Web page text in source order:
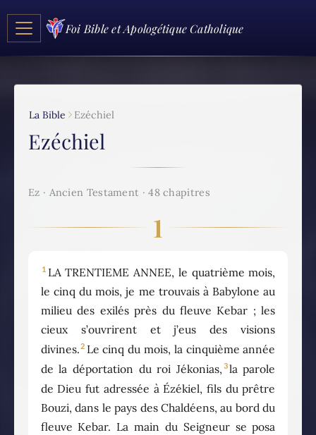
Foi Bible et Apologétique Catholique
La Bible Ezéchiel
Ezéchiel
Ez · Ancien Testament · 48 chapitres
1
1 LA TRENTIEME ANNEE, le quatrième mois,
le cinq du mois, je me trouvais à Babylone au
milieu des exilés près du fleuve Kebar ; les
cieux s’ouvrirent et j’eus des visions
divines.2 Le cinq du mois, la cinquième année
de la déportation du roi Jékonias, 3la parole
de Dieu fut adressée à Ézékiel, fils du prêtre
Bouzi, dans le pays des Chaldéens, au bord du
fleuve Kebar. La main du Seigneur se posa